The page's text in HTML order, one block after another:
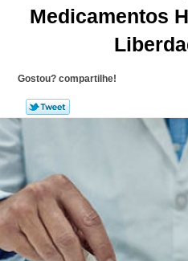
Medicamentos
Gostou? compartilhe!